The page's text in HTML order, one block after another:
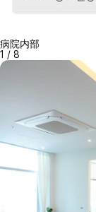
病院内部
1 / 8